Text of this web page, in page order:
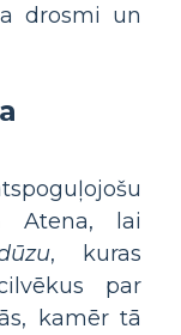
drosmi un
Atena, lai
, kuras
par
kamēr tā